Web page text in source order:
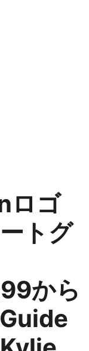
ロゴ
トグ
から